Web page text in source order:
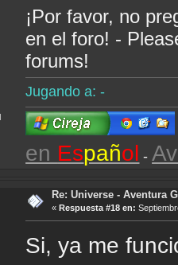
¡Por favor, no
en el foro! -
forums!
Jugando a: -
en Español -
Re: Universe - Aventura
« Respuesta #18 en:
Si, ya me